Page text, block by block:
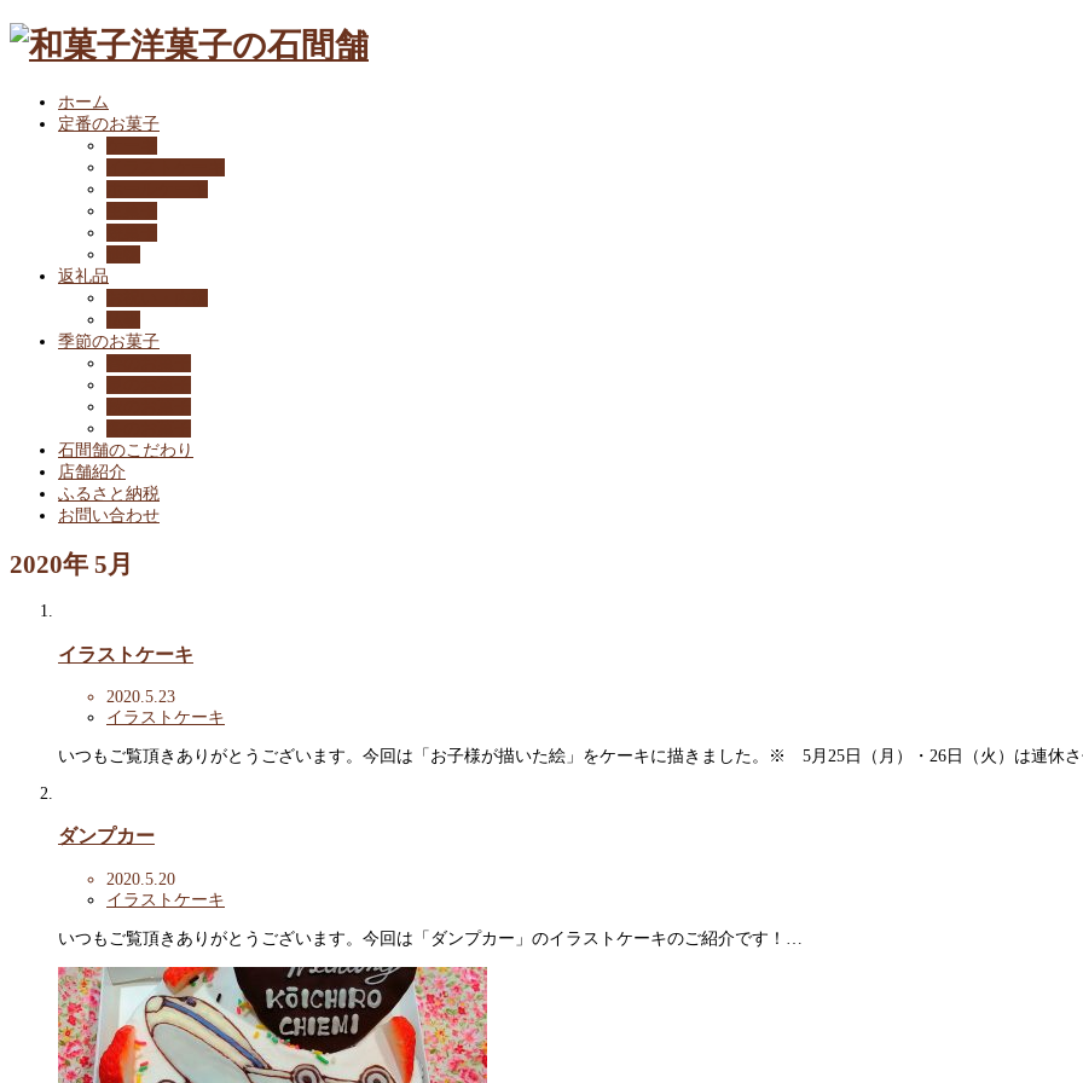
ホーム
定番のお菓子
返礼品
季節のお菓子
石間舗のこだわり
店舗紹介
ふるさと納税
お問い合わせ
2020年 5月
イラストケーキ
2020.5.23
イラストケーキ
いつもご覧頂きありがとうございます。今回は「お子様が描いた絵」をケーキに描きました。※ 5月25日（月）・26日（火）は連休
ダンプカー
2020.5.20
イラストケーキ
いつもご覧頂きありがとうございます。今回は「ダンプカー」のイラストケーキのご紹介です！…